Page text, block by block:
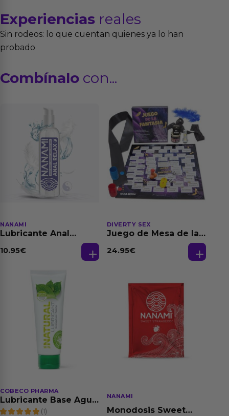
Experiencias reales
Sin rodeos: lo que cuentan quienes ya lo han
probado
Combínalo con...
NANAMI
Lubricante Anal
Dilatación Base Agua
10.95€
DIVERTY SEX
Juego de Mesa de las
24.95€
COBECO PHARMA
Lubricante Base Agua
100% Natural 125 ml
(1)
NANAMI
Monodosis Sweet